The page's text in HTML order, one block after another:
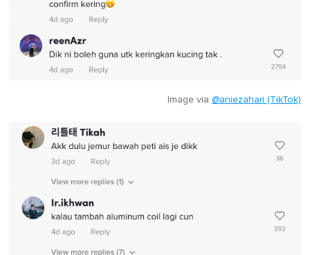
Image via @aniezahari (TikTok)